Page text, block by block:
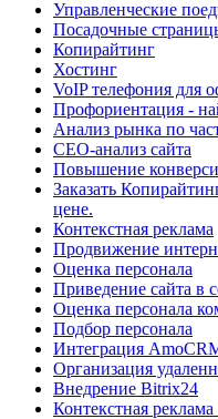
Управленческие
Посадочные
Копирайтинг
Хостинг
VoIP телефония для
Профориентация -
Анализ рынка по
СЕО-анализ сайта
Повышение
Заказать
цене.
Контекстная реклама
Продвижение
Оценка персонала
Приведение сайта в
Оценка персонала
Подбор персонала
Интеграция
Организация
Внедрение Bitrix24
Контекстная